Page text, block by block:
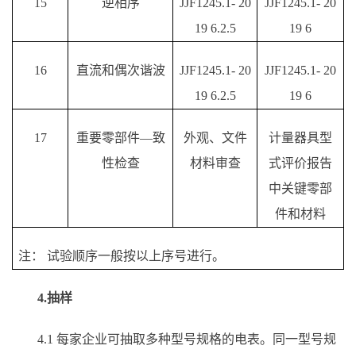
15 逆相序
JJF1245.1- 20
19 6.2.5
JJF1245.1- 20
19 6
16 直流和偶次谐波
JJF1245.1- 20
19 6.2.5
JJF1245.1- 20
19 6
17 重要零部件—致
性检查
外观、文件
材料审查
计量器具型
式评价报告
中关键零部
件和材料
注： 试验顺序一般按以上序号进行。
4.抽样
4.1 每家企业可抽取多种型号规格的电表。同一型号规